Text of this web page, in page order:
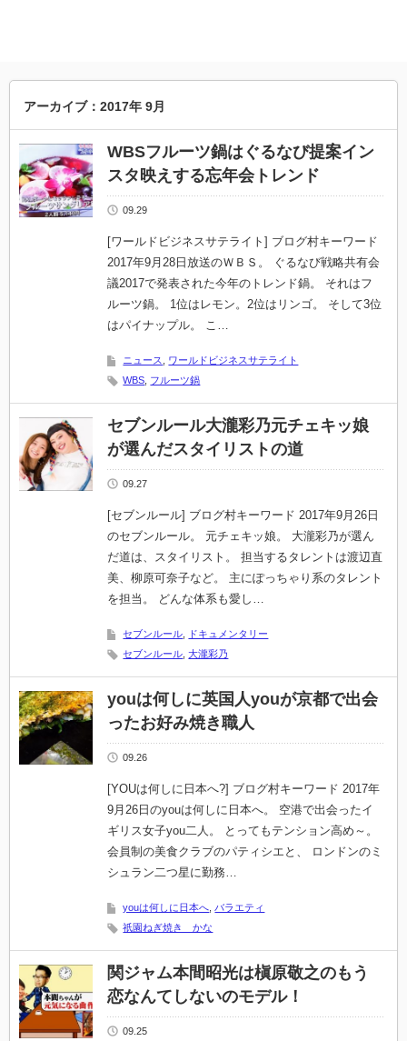
アーカイブ：2017年 9月
WBSフルーツ鍋はぐるなび提案イン
スタ映えする忘年会トレンド
09.29
[ワールドビジネスサテライト] ブログ村キーワード
2017年9月28日放送のＷＢＳ。 ぐるなび戦略共有会
議2017で発表された今年のトレンド鍋。 それはフ
ルーツ鍋。 1位はレモン。2位はリンゴ。 そして3位
はパイナップル。 こ…
ニュース
ワールドビジネスサテライト
WBS フルーツ鍋
セブンルール大瀧彩乃元チェキッ娘
が選んだスタイリストの道
09.27
[セブンルール] ブログ村キーワード 2017年9月26日
のセブンルール。 元チェキッ娘。 大瀧彩乃が選ん
だ道は、スタイリスト。 担当するタレントは渡辺直
美、柳原可奈子など。 主にぽっちゃり系のタレント
を担当。 どんな体系も愛し…
セブンルール
ドキュメンタリー
セブンルール ,大瀧彩乃
youは何しに英国人youが京都で出会
ったお好み焼き職人
09.26
[YOUは何しに日本へ?] ブログ村キーワード 2017年
9月26日のyouは何しに日本へ。 空港で出会ったイ
ギリス女子you二人。 とってもテンション高め～。
会員制の美食クラブのパティシエと、 ロンドンのミ
シュラン二つ星に勤務…
youは何しに日本へ バラエティ
祇園ねぎ焼き かな
関ジャム本間昭光は槇原敬之のもう
恋なんてしないのモデル！
09.25